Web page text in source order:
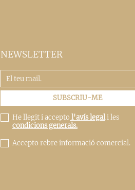
NEWSLETTER
He llegit i accepto l'avís legali les
condicions generals.
Accepto rebre informació comercial.